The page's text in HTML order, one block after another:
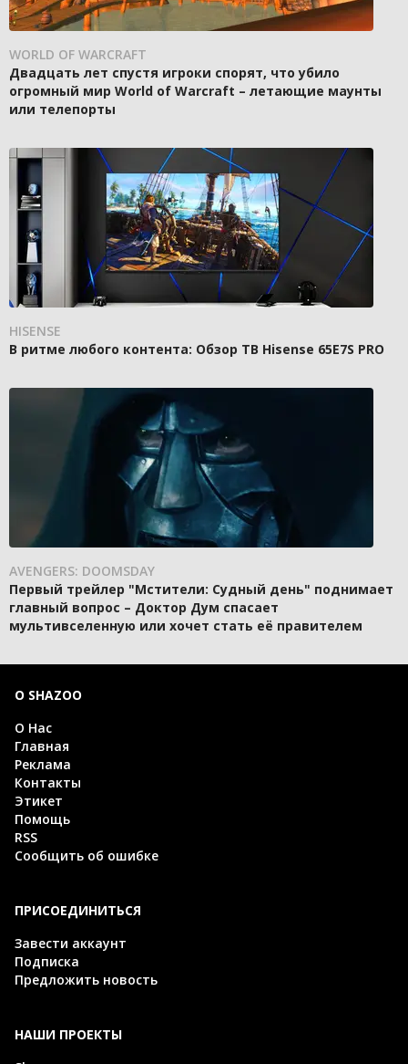
WORLD OF WARCRAFT
Двадцать лет спустя игроки спорят, что убило
огромный мир World of Warcraft – летающие маунты
или телепорты
HISENSE
В ритме любого контента: Обзор ТВ Hisense 65E7S PRO
AVENGERS: DOOMSDAY
Первый трейлер "Мстители: Судный день" поднимает
главный вопрос – Доктор Дум спасает
мультивселенную или хочет стать её правителем
О SHAZOO
О Нас
Главная
Реклама
Контакты
Этикет
Помощь
RSS
Сообщить об ошибке
ПРИСОЕДИНИТЬСЯ
Завести аккаунт
Подписка
Предложить новость
НАШИ ПРОЕКТЫ